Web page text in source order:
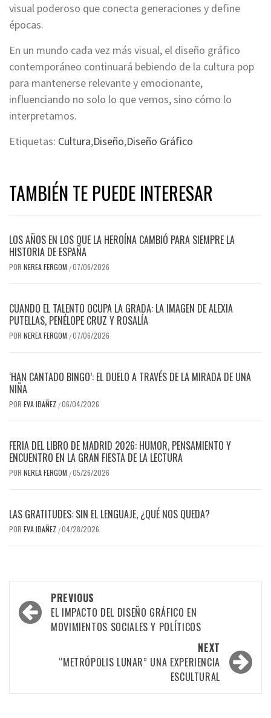
visual poderoso que conecta generaciones y define
épocas.
En un mundo cada vez más visual, el diseño gráfico
contemporáneo continuará bebiendo de la cultura pop
para mantenerse relevante y emocionante,
influenciando no solo lo que vemos, sino cómo lo
interpretamos.
Etiquetas: Cultura,Diseño,Diseño Gráfico
TAMBIÉN TE PUEDE INTERESAR
LOS AÑOS EN LOS QUE LA HEROÍNA CAMBIÓ PARA SIEMPRE LA
HISTORIA DE ESPAÑA
POR NEREA FERGOM /07/06/2026
CUANDO EL TALENTO OCUPA LA GRADA: LA IMAGEN DE ALEXIA
PUTELLAS, PENÉLOPE CRUZ Y ROSALÍA
POR NEREA FERGOM /07/06/2026
‘HAN CANTADO BINGO’: EL DUELO A TRAVÉS DE LA MIRADA DE UNA
NIÑA
POR EVA IBAÑEZ /06/04/2026
FERIA DEL LIBRO DE MADRID 2026: HUMOR, PENSAMIENTO Y
ENCUENTRO EN LA GRAN FIESTA DE LA LECTURA
POR NEREA FERGOM /05/26/2026
LAS GRATITUDES: SIN EL LENGUAJE, ¿QUÉ NOS QUEDA?
POR EVA IBAÑEZ /04/28/2026
Post
navigation
PREVIOUS
EL IMPACTO DEL DISEÑO GRÁFICO EN
MOVIMIENTOS SOCIALES Y POLÍTICOS
NEXT
“METRÓPOLIS LUNAR” UNA EXPERIENCIA
ESCULTURAL